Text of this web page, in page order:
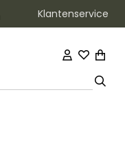
Klantenservice